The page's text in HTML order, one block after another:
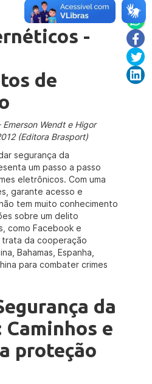
-
de
Emerson Wendt e Higor
(Editora Brasport)
segurança da
um passo a passo
eletrônicos. Com uma
garante acesso e
tem muito conhecimento
sobre um delito
como Facebook e
trata da cooperação
Bahamas, Espanha,
para combater crimes
da
e
proteção